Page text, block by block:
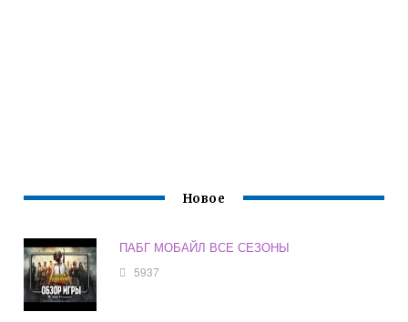
Новое
ПАБГ МОБАЙЛ ВСЕ СЕЗОНЫ
5937